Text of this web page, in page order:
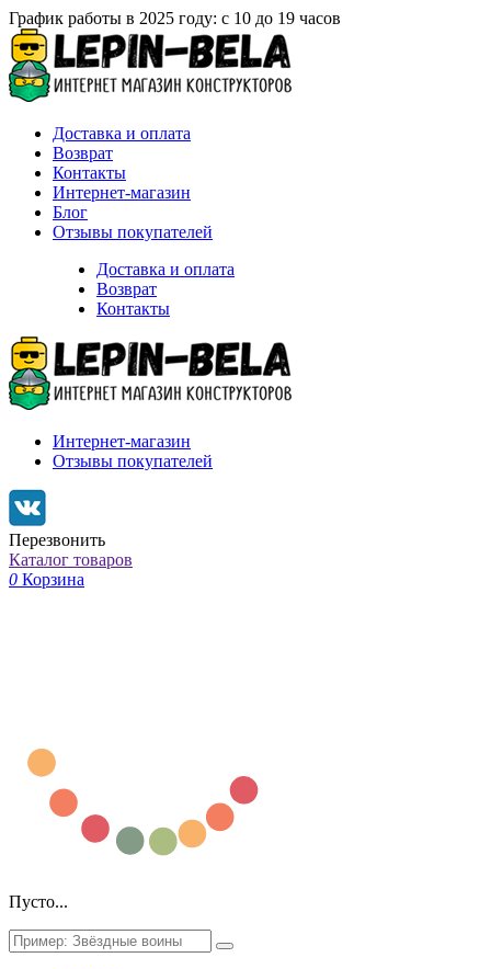
График работы в 2025 году: с 10 до 19 часов
Доставка и оплата
Возврат
Контакты
Интернет-магазин
Блог
Отзывы покупателей
Доставка и оплата
Возврат
Контакты
Интернет-магазин
Отзывы покупателей
Перезвонить
Каталог товаров
0 Корзина
Пусто...